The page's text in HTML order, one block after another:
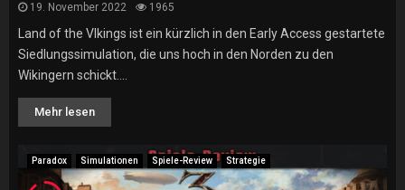
19. November 2022 1965
Land of the VIkings ist ein kürzlich in den Early Access gestartete
Siedlungssimulation, die uns hoch in den Norden zu den
Wikingern schickt....
Mehr lesen
Paradox Simulationen Spiele-Review Strategie